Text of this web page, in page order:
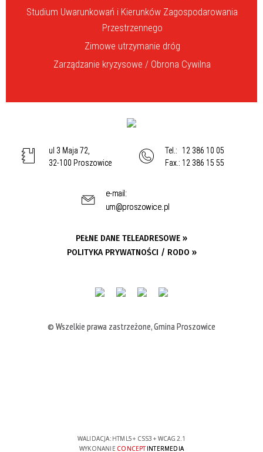
Studium Uwarunkowań i Kierunków Zagospodarowania
Przestrzennego
Zimowe utrzymanie dróg
Zarządzanie kryzysowe / Obrona Cywilna
ul 3 Maja 72,
32-100 Proszowice
Tel.:
12 386 10 05
Fax.: 12 386 15 55
e-mail:
um@proszowice.pl
PEŁNE DANE TELEADRESOWE »
POLITYKA PRYWATNOŚCI / RODO »
© Wszelkie prawa zastrzeżone, Gmina Proszowice
WALIDACJA: HTML5+ CSS3 + WCAG 2.1
WYKONANIE CONCEPTINTERMEDIA